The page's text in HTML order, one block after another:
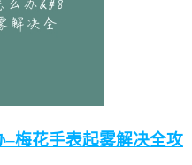
梅花手表起雾解决全攻